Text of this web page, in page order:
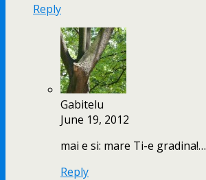
Reply
Gabitelu
June 19, 2012
mai e si: mare Ti-e gradina!…
Reply